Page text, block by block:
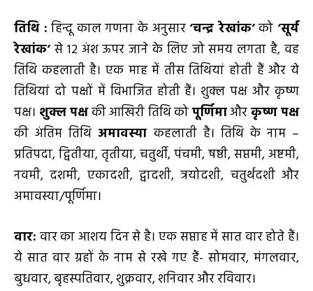
तिथि: हिन्दू काल गणना के अनुसार‘चन्द्र रेखांक‘को‘सूर्य
रेखांक‘ से 12 अंश ऊपर जाने के लिए जो समय लगता है, वह
तिथि कहलाती है। एक माह में तीस तिथियां होती हैं और ये
तिथियां दो पक्षों में विभाजित होती हैं। शुक्ल पक्ष और कृष्ण
पक्ष। शुक्ल पक्षकी आखिरी तिथि कोपूर्णिमाऔरकृष्ण पक्ष
की अंतिम तिथि अमावस्या कहलाती है। तिथि के नाम –
प्रतिपदा, द्वितीया, तृतीया, चतुर्थी, पंचमी, षष्ठी, सप्तमी, अष्टमी,
नवमी, दशमी, एकादशी, द्वादशी, त्रयोदशी, चतुर्थदशी और
अमावस्या/पूर्णिमा।
वार: वार का आशय दिन से है। एक सप्ताह में सात वार होते हैं।
ये सात वार ग्रहों के नाम से रखे गए हैं- सोमवार, मंगलवार,
बुधवार, बृहस्पतिवार, शुक्रवार, शनिवार और रविवार।